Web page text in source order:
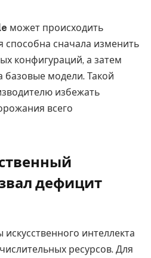
может происходить
способна сначала изменить
конфигураций, а затем
базовые модели. Такой
избежать
всего
дефицит
интеллекта
ресурсов. Для